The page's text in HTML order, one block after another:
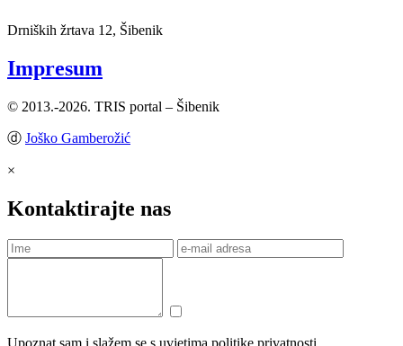
Drniških žrtava 12, Šibenik
Impresum
© 2013.-2026. TRIS portal – Šibenik
ⓓ Joško Gamberožić
×
Kontaktirajte nas
Upoznat sam i slažem se s uvjetima politike privatnosti.